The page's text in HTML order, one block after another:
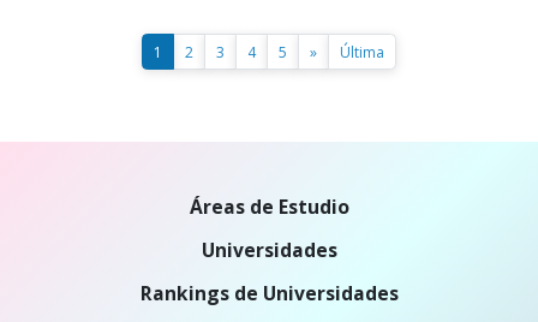
1 2 3 4 5 » Última
Áreas de Estudio
Universidades
Rankings de Universidades